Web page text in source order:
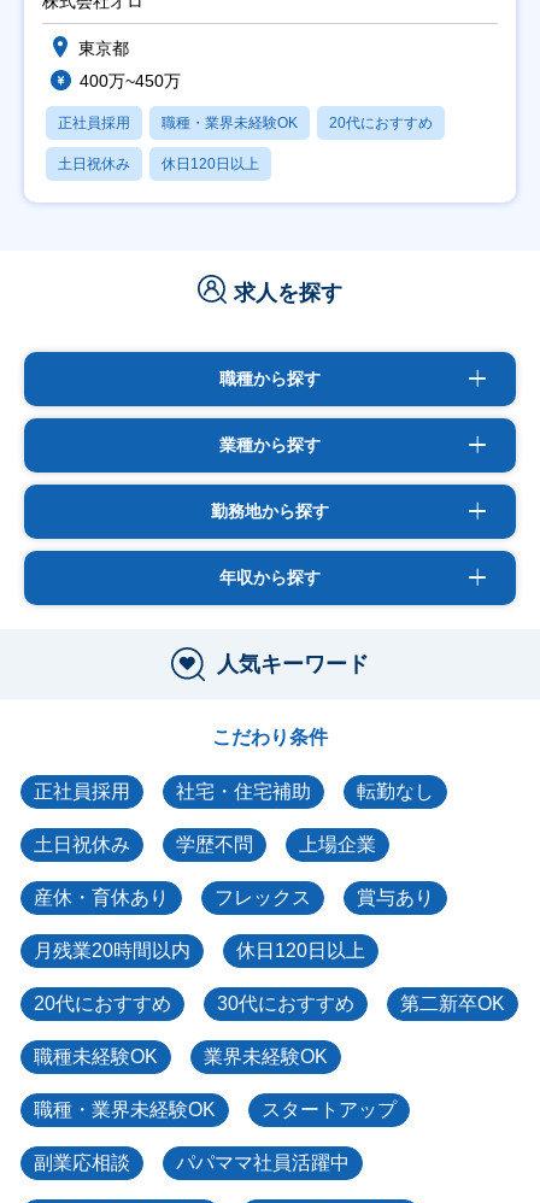
東京都
400万~450万
正社員採用 職種・業界未経験OK 20代におすすめ
土日祝休み 休日120日以上
求人を探す
職種から探す
業種から探す
勤務地から探す
年収から探す
人気キーワード
こだわり条件
正社員採用 社宅・住宅補助 転勤なし
土日祝休み 学歴不問 上場企業
産休・育休あり フレックス 賞与あり
月残業20時間以内 休日120日以上
20代におすすめ 30代におすすめ 第二新卒OK
職種未経験OK 業界未経験OK
職種・業界未経験OK スタートアップ
副業応相談 パパママ社員活躍中